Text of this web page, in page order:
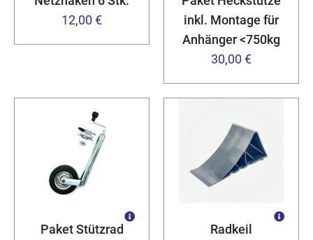
12,00 €
inkl. Montage für
Anhänger <750kg
30,00 €
Paket Stützrad
Radkeil